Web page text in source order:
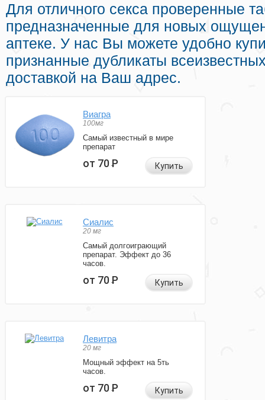
Для отличного секса проверенные
предназначенные для новых
аптеке. У нас Вы можете удобно
признанные дубликаты
доставкой на Ваш адрес.
Виагра
100мг
Самый известный в мире
препарат
от 70Р Купить
Сиалис
20 мг
Самый долгоиграющий
препарат. Эффект до 36
часов.
от 70Р Купить
Левитра
20 мг
Мощный эффект на 5ть
часов.
от 70Р Купить